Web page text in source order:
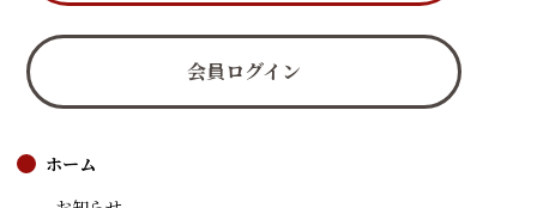
会員ログイン
ホーム